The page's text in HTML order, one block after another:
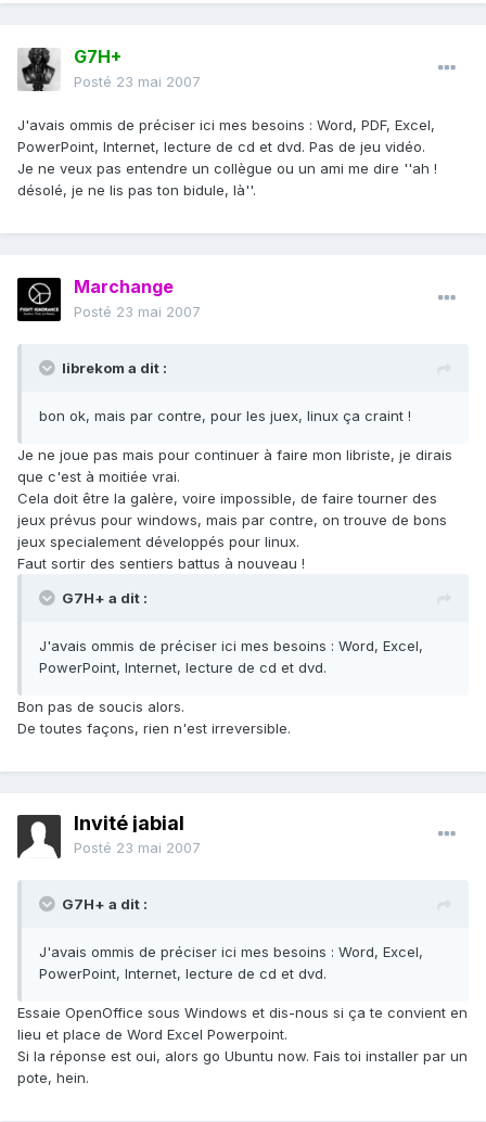
G7H+
Posté 23 mai 2007
J'avais ommis de préciser ici mes besoins : Word, PDF, Excel,
PowerPoint, Internet, lecture de cd et dvd. Pas de jeu vidéo.
Je ne veux pas entendre un collègue ou un ami me dire ''ah !
désolé, je ne lis pas ton bidule, là''.
Marchange
Posté 23 mai 2007
librekom a dit :
bon ok, mais par contre, pour les juex, linux ça craint !
Je ne joue pas mais pour continuer à faire mon libriste, je dirais
que c'est à moitiée vrai.
Cela doit être la galère, voire impossible, de faire tourner des
jeux prévus pour windows, mais par contre, on trouve de bons
jeux specialement développés pour linux.
Faut sortir des sentiers battus à nouveau !
G7H+ a dit :
J'avais ommis de préciser ici mes besoins : Word, Excel,
PowerPoint, Internet, lecture de cd et dvd.
Bon pas de soucis alors.
De toutes façons, rien n'est irreversible.
Invité jabial
Posté 23 mai 2007
G7H+ a dit :
J'avais ommis de préciser ici mes besoins : Word, Excel,
PowerPoint, Internet, lecture de cd et dvd.
Essaie OpenOffice sous Windows et dis-nous si ça te convient en
lieu et place de Word Excel Powerpoint.
Si la réponse est oui, alors go Ubuntu now. Fais toi installer par un
pote, hein.